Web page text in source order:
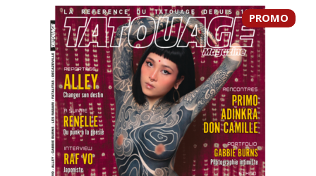
PROMO